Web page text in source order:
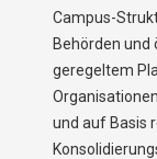
Campus-
Behörden
geregeltem
und auf Basis